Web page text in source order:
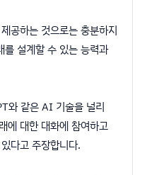
공하는 것으로는 충분하지
를 설계할 수 있는 능력과
와 같은 AI 기술을 널리
에 대한 대화에 참여하고
다고 주장합니다.